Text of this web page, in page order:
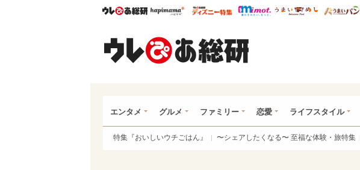
ウレぴあ総研ハピママ* ウレぴあ総研 ディズニー特集
mimot. うまいめし
エンタメ グルメ ファミリー 恋愛 ライフスタイル
特集『おいしいウチごはん』 〜シェアしたくなる〜 至福な体験・旅特集